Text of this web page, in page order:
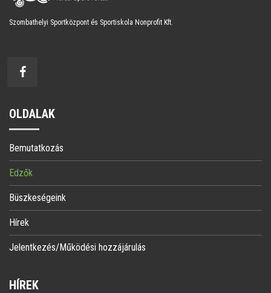
Szombathelyi Sportközpont és Sportiskola Nonprofit Kft.
OLDALAK
Bemutatkozás
Edzők
Büszkeségeink
Hírek
Jelentkezés/Működési hozzájárulás
HÍREK